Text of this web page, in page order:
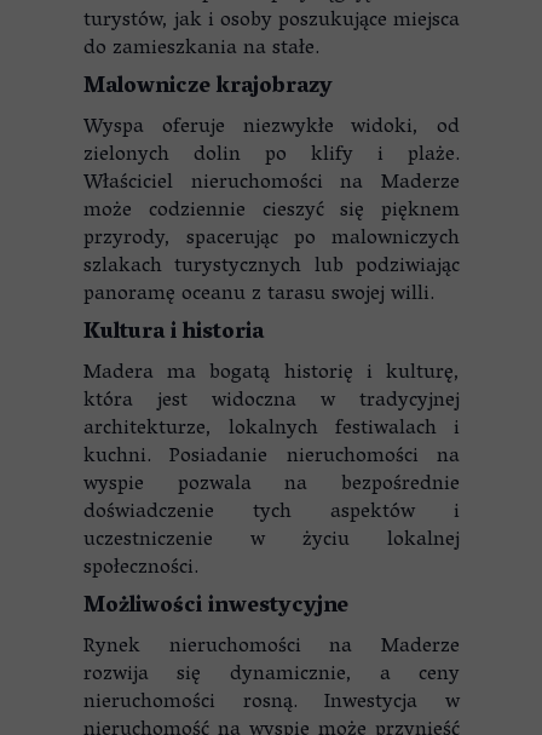
turystów, jak i osoby poszukujące miejsca
do zamieszkania na stałe.
Malownicze krajobrazy
Wyspa oferuje niezwykłe widoki, od
zielonych dolin po klify i plaże.
Właściciel nieruchomości na Maderze
może codziennie cieszyć się pięknem
przyrody, spacerując po malowniczych
szlakach turystycznych lub podziwiając
panoramę oceanu z tarasu swojej willi.
Kultura i historia
Madera ma bogatą historię i kulturę,
która jest widoczna w tradycyjnej
architekturze, lokalnych festiwalach i
kuchni. Posiadanie nieruchomości na
wyspie pozwala na bezpośrednie
doświadczenie tych aspektów i
uczestniczenie w życiu lokalnej
społeczności.
Możliwości inwestycyjne
Rynek nieruchomości na Maderze
rozwija się dynamicznie, a ceny
nieruchomości rosną. Inwestycja w